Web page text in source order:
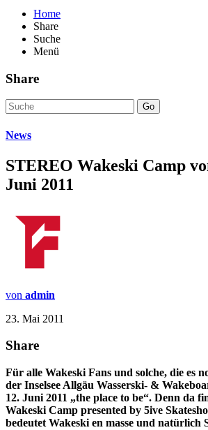
Home
Share
Suche
Menü
Share
Go
News
STEREO Wakeski Camp
Juni 2011
von admin
23. Mai 2011
Share
Für alle Wakeski Fans und solche, die es
der Inselsee Allgäu Wasserski- &
12. Juni 2011 „the place to be“. Denn da
Wakeski Camp presented by 5ive
bedeutet Wakeski en masse und natürlich